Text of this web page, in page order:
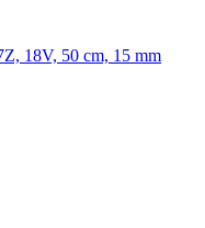
18V, 50 cm, 15 mm